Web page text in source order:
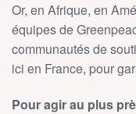
Or, en Afrique, en
équipes de
communautés de
ici en France, pour
Pour agir au plus